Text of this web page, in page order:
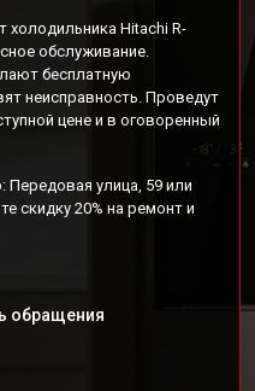
Hitachi R-
обслуживание.
бесплатную
неисправность. Проведут
цене и в оговоренный
Передовая улица, 59 или
скидку 20% на ремонт и
обращения